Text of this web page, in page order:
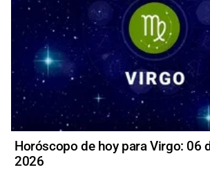
Horóscopo de hoy para Virgo: 06
2026